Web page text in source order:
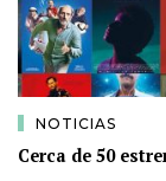
NOTICIAS
Cerca de 50